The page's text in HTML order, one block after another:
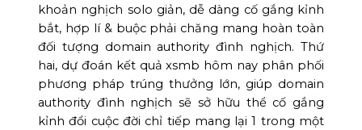
khoản nghịch solo giản, dễ dàng cố gắng kỉnh
bắt, hợp lí & buộc phải chăng mang hoàn toàn
đối tượng domain authority đình nghịch. Thứ
hai, dự đoán kết quả xsmb hôm nay phân phối
phương pháp trúng thưởng lớn, giúp domain
authority đình nghịch sẽ sở hữu thể cố gắng
kỉnh đổi cuộc đời chỉ tiếp mang lại 1 trong một